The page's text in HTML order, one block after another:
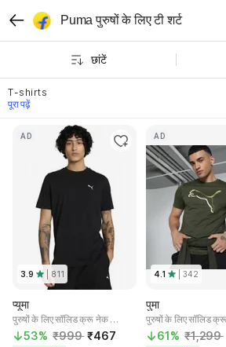
T-shirts
पूरा पढ़ें
3.9 811
प्यूमा
पुरुषों के लिए सॉलिड क्रू नेक काला टी-शर्ट
53% ₹999 ₹467
AD
4.1 | 342
पुमा
61% ₹1,299
AD
Puma पुरुषों के लिए टी शर्ट
छांटें